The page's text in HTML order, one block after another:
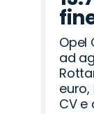
Opel
ad
euro,
CV e